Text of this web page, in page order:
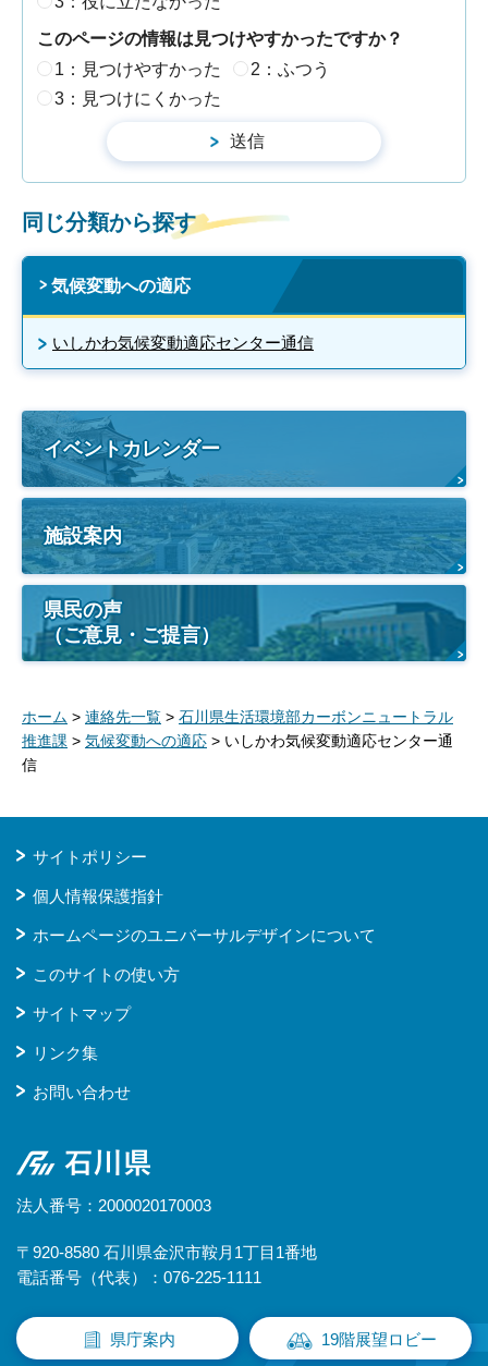
このページの情報は見つけやすかったですか？
1：見つけやすかった
2：ふつう
3：見つけにくかった
同じ分類から探す
気候変動への適応
いしかわ気候変動適応センター通信
イベントカレンダー
施設案内
県民の声
（ご意見・ご提言）
ホーム > 連絡先一覧 > 石川県生活環境部カーボンニュートラル
推進課 > 気候変動への適応 > いしかわ気候変動適応センター通
信
サイトポリシー
個人情報保護指針
ホームページのユニバーサルデザインについて
このサイトの使い方
サイトマップ
リンク集
お問い合わせ
石川県
法人番号：2000020170003
〒920-8580 石川県金沢市鞍月1丁目1番地
電話番号（代表）：076-225-1111
県庁案内 19階展望ロビー